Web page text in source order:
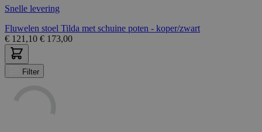
Snelle levering
Fluwelen stoel Tilda met schuine poten - koper/zwart
€ 121,10 € 173,00
Filter